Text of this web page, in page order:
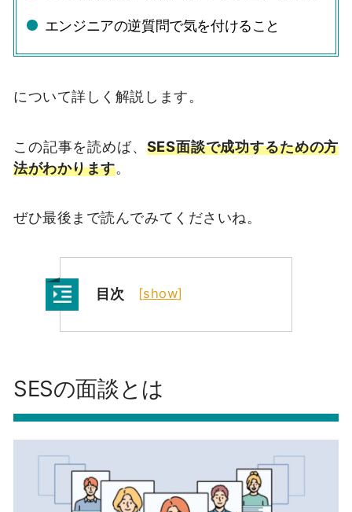
エンジニアの逆質問で気を付けること
について詳しく解説します。
この記事を読めば、 SES面談で成功するための方
法がわかります。
ぜひ最後まで読んでみてくださいね。
目次 [show]
SESの面談とは